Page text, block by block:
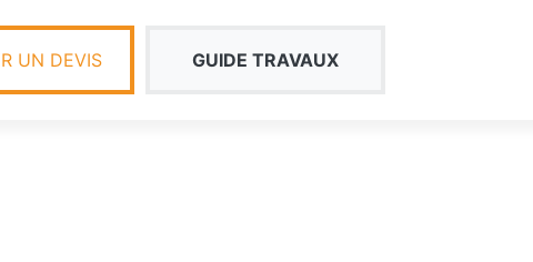
UN DEVIS GUIDE TRAVAUX